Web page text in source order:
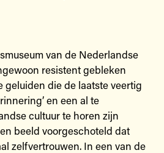
van de Nederlandse
resistent gebleken
geluiden die de laatste veertig
en een al te
cultuur te horen zijn
beeld voorgeschoteld dat
zelfvertrouwen. In een van de